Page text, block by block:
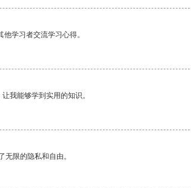
学习者交流学习心得。
我能够学到实用的知识。
限的隐私和自由。